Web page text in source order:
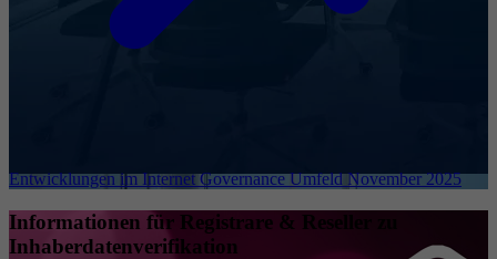
Entwicklungen im Internet Governance Umfeld November 2025
Informationen für Registrare & Reseller zu
Inhaberdatenverifikation